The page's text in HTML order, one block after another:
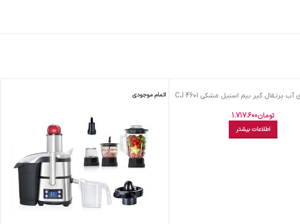
ابميوه گيري آب پرتقال گير بيم استيل مشکي CJ 4601
تومان1.717.600
اطلاعات بیشتر
اتمام موجودی